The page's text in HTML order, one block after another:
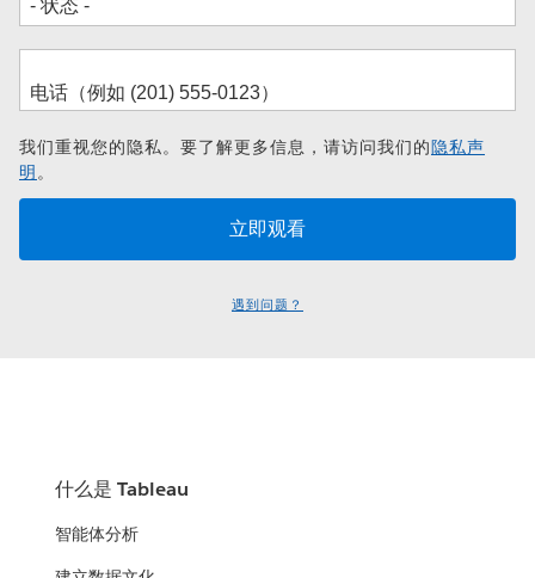
我们重视您的隐私。要了解更多信息，请访问我们的隐私声
明。
遇到问题？
什么是 Tableau
智能体分析